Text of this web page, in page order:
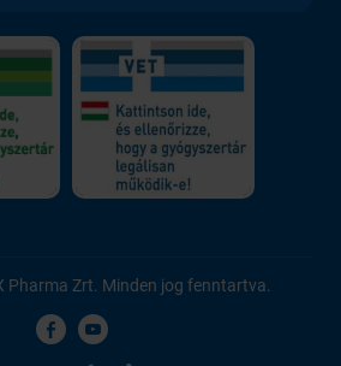
Pharma Zrt. Minden jog fenntartva.